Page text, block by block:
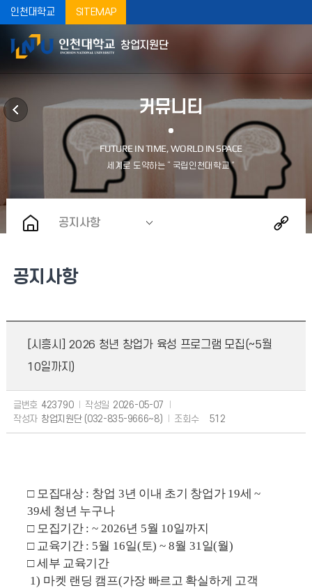
인천대학교 SITEMAP
창업지원단
커뮤니티
공지사항
공지사항
[시흥시] 2026 청년 창업가 육성 프로그램 모집(~5월
10일까지)
글번호 423790 작성일 2026-05-07
작성자 창업지원단 (032-835-9666~8) 조회수 512
□ 모집대상 : 창업 3년 이내 초기 창업가 19세~
39세 청년 누구나
□ 모집기간 : ~ 2026년 5월 10일까지
□ 교육기간 : 5월 16일(토) ~ 8월 31일(월)
□세부 교육기간
1) 마켓 랜딩 캠프(가장 빠르고 확실하게 고객